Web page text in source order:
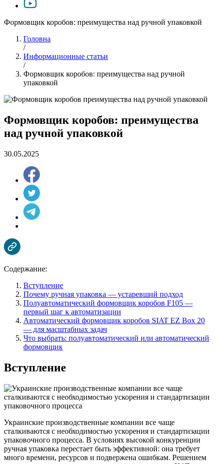
Формовщик коробов: преимущества над ручной упаковкой
Головна
/
Информационные статьи
/
Формовщик коробов: преимущества над ручной
упаковкой
Формовщик коробов: преимущества
над ручной упаковкой
30.05.2025
Содержание:
Вступление
Почему ручная упаковка — устаревший подход
Полуавтоматический формовщик коробов F105 —
первый шаг к автоматизации
Автоматический формовщик коробов SIAT EZ Box 20
— для масштабных задач
Что выбрать: полуавтоматический или автоматический
формовщик
Вступление
Украинские производственные компании все чаще
сталкиваются с необходимостью ускорения и стандартизации
упаковочного процесса. В условиях высокой конкуренции
ручная упаковка перестает быть эффективной: она требует
много времени, ресурсов и подвержена ошибкам. Решением